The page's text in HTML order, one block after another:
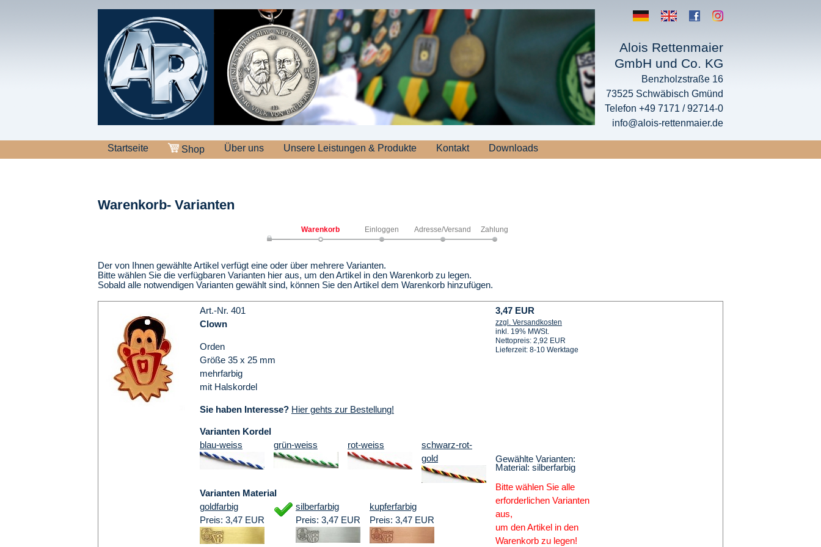
Alois Rettenmaier
GmbH und Co. KG
Benzholzstraße 16
73525 Schwäbisch Gmünd
Telefon +49 7171 / 92714-0
info@alois-rettenmaier.de
Startseite Shop Über uns Unsere Leistungen & Produkte Kontakt Downloads
Warenkorb- Varianten
Warenkorb Einloggen Adresse/Versand Zahlung
Der von Ihnen gewählte Artikel verfügt eine oder über mehrere Varianten.
Bitte wählen Sie die verfügbaren Varianten hier aus, um den Artikel in den Warenkorb zu legen.
Sobald alle notwendigen Varianten gewählt sind, können Sie den Artikel dem Warenkorb hinzufügen.
Art.-Nr. 401
Clown
Orden
Größe 35 x 25 mm
mehrfarbig
mit Halskordel
Sie haben Interesse? Hier gehts zur Bestellung!
3,47 EUR
zzgl. Versandkosten
inkl. 19% MWSt.
Nettopreis: 2,92 EUR
Lieferzeit: 8-10 Werktage
Gewählte Varianten:
Material: silberfarbig
Bitte wählen Sie alle
erforderlichen Varianten
aus,
um den Artikel in den
Warenkorb zu legen!
Varianten Kordel
blau-weiss
grün-weiss rot-weiss
schwarz-rot-
gold
Varianten Material
goldfarbig
Preis: 3,47 EUR
silberfarbig
Preis: 3,47 EUR
kupferfarbig
Preis: 3,47 EUR